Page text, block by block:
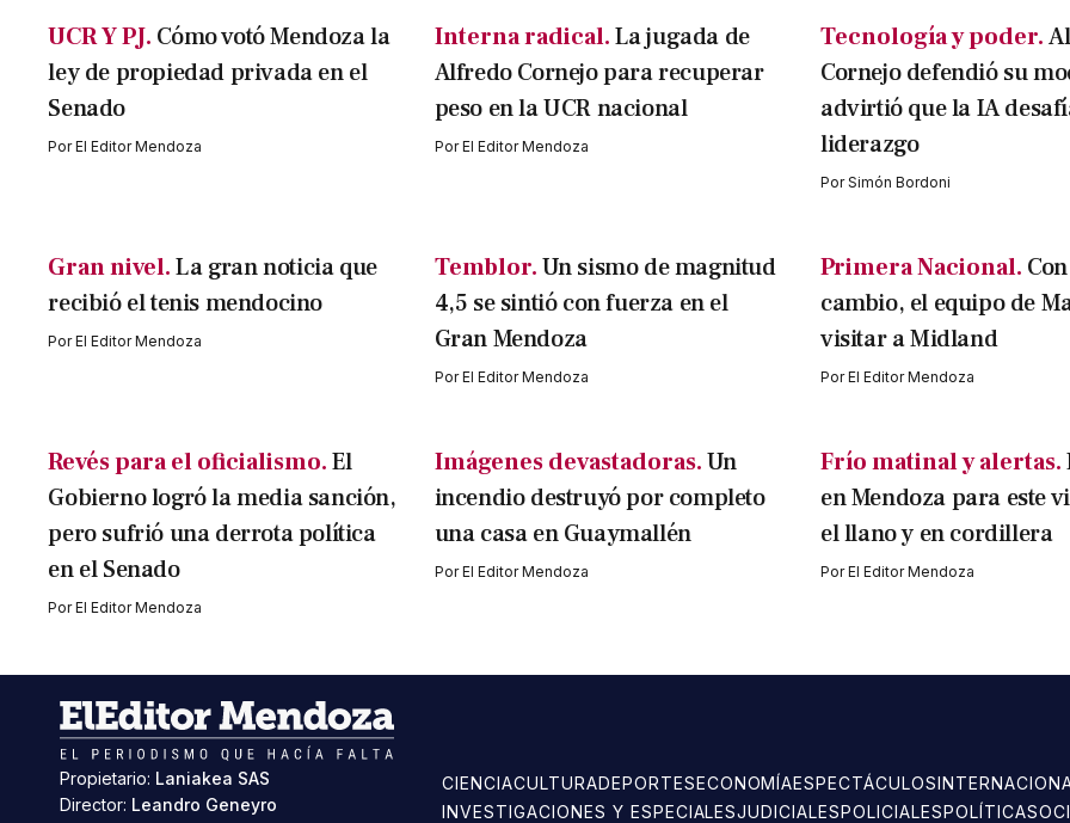
UCR Y PJ. Cómo votó Mendoza la
ley de propiedad privada en el
Senado
PorEl Editor Mendoza
Interna radical.La jugada de
Alfredo Cornejo para recuperar
peso en la UCR nacional
PorEl Editor Mendoza
Tecnología y poder.
Cornejo defendió su
advirtió que la IA
liderazgo
PorSimón Bordoni
Gran nivel. La gran noticia que
recibió el tenis mendocino
PorEl Editor Mendoza
Temblor.Un sismo de magnitud
4,5 se sintió con fuerza en el
Gran Mendoza
PorEl Editor Mendoza
Primera Nacional.
cambio, el equipo de
visitar a Midland
PorEl Editor Mendoza
Revés para el oficialismo. El
Gobierno logró la media sanción,
pero sufrió una derrota política
en el Senado
PorEl Editor Mendoza
Imágenes devastadoras.Un
incendio destruyó por completo
una casa en Guaymallén
PorEl Editor Mendoza
Frío matinal y alertas.
en Mendoza para este
el llano y en cordillera
PorEl Editor Mendoza
Propietario: Laniakea SAS
Director: Leandro Geneyro
CIENCIACULTURADEPORTESECONOMÍAESPECTÁCULOS
INVESTIGACIONES Y ESPECIALESJUDICIALESPOLICIALESPOLÍTICA